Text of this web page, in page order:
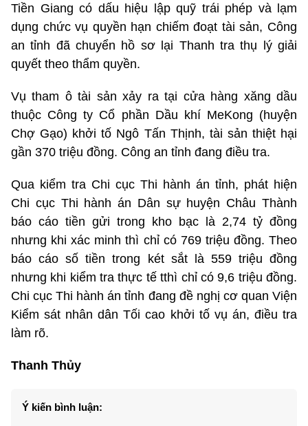
Tiền Giang có dấu hiệu lập quỹ trái phép và lạm
dụng chức vụ quyền hạn chiếm đoạt tài sản, Công
an tỉnh đã chuyển hồ sơ lại Thanh tra thụ lý giải
quyết theo thẩm quyền.
Vụ tham ô tài sản xảy ra tại cửa hàng xăng dầu
thuộc Công ty Cổ phần Dầu khí MeKong (huyện
Chợ Gạo) khởi tố Ngô Tấn Thịnh, tài sản thiệt hại
gần 370 triệu đồng. Công an tỉnh đang điều tra.
Qua kiểm tra Chi cục Thi hành án tỉnh, phát hiện
Chi cục Thi hành án Dân sự huyện Châu Thành
báo cáo tiền gửi trong kho bạc là 2,74 tỷ đồng
nhưng khi xác minh thì chỉ có 769 triệu đồng. Theo
báo cáo số tiền trong két sắt là 559 triệu đồng
nhưng khi kiểm tra thực tế tthì chỉ có 9,6 triệu đồng.
Chi cục Thi hành án tỉnh đang đề nghị cơ quan Viện
Kiểm sát nhân dân Tối cao khởi tố vụ án, điều tra
làm rõ.
Thanh Thủy
Ý kiến bình luận: